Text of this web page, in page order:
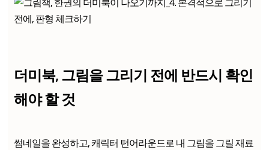
더미북, 그림을 그리기 전에 반드시 확인
해야 할 것
썸네일을 완성하고, 캐릭터 턴어라운드로 내 그림을 그릴 재료